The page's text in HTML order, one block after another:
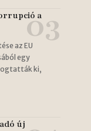
a
az EU
egy
ki,
új